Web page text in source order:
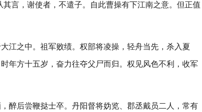
言，谢使者，不遣子。自此曹操有下江南之意。但正值
江之中。祖军败绩。权部将凌操，轻舟当先，杀入夏
年方十五岁，奋力往夺父尸而归。权见风色不利，收军
醉后尝鞭挞士卒。丹阳督将妫览、郡丞戴员二人，常有